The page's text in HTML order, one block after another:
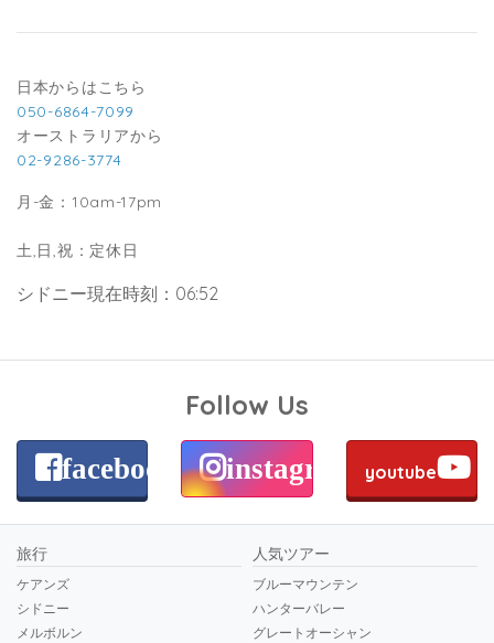
日本からはこちら
050-6864-7099
オーストラリアから
02-9286-3774
月-金：10am-17pm
土,日,祝：定休日
シドニー現在時刻：06:52
Follow Us
facebook instagram youtube
旅行
ケアンズ
シドニー
メルボルン
人気ツアー
ブルーマウンテン
ハンターバレー
グレートオーシャン